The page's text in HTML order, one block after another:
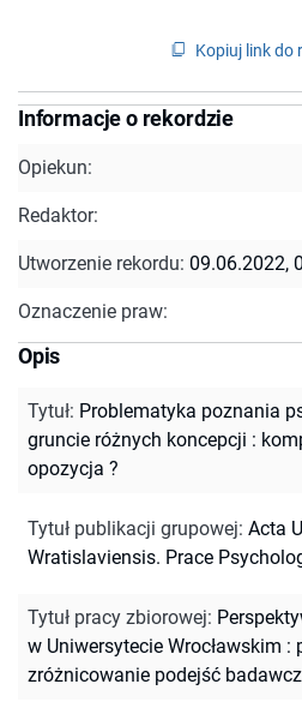
Kopiuj link do
Informacje o rekordzie
Opiekun:
Redaktor:
Utworzenie rekordu: 09.06.2022,
Oznaczenie praw:
Opis
Tytuł: Problematyka poznania
gruncie różnych koncepcji :
opozycja ?
Tytuł publikacji grupowej: Acta
Wratislaviensis. Prace
Tytuł pracy zbiorowej:
w Uniwersytecie Wrocławskim :
zróżnicowanie podejść